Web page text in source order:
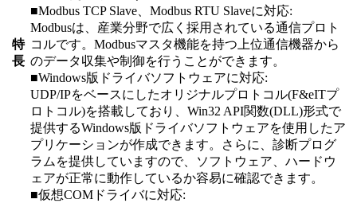
特
長
■Modbus TCP Slave、Modbus RTU Slaveに対応:
Modbusは、産業分野で広く採用されている通信プロト
コルです。Modbusマスタ機能を持つ上位通信機器から
のデータ収集や制御を行うことができます。
■Windows版ドライバソフトウェアに対応:
UDP/IPをベースにしたオリジナルプロトコル(F&eITプ
ロトコル)を搭載しており、Win32 API関数(DLL)形式で
提供するWindows版ドライバソフトウェアを使用したア
プリケーションが作成できます。さらに、診断プログ
ラムを提供していますので、ソフトウェア、ハードウ
ェアが正常に動作しているか容易に確認できます。
■仮想COMドライバに対応: